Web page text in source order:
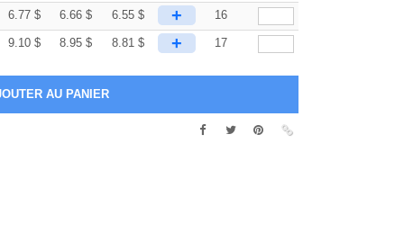
6.77 $ 6.66 $ 6.55 $ + 16
9.10 $ 8.95 $ 8.81 $ + 17